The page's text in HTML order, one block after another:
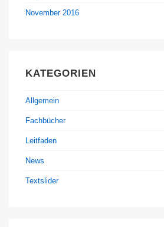
November 2016
KATEGORIEN
Allgemein
Fachbücher
Leitfaden
News
Textslider